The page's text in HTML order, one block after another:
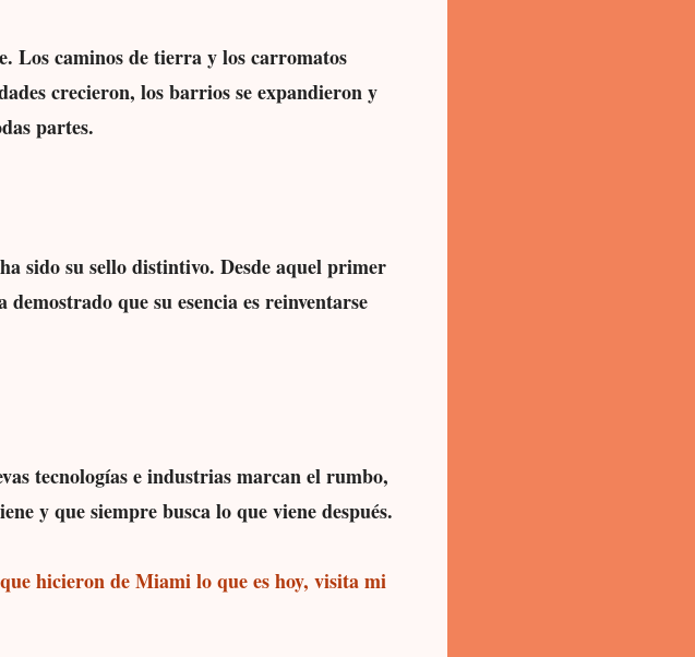
Los caminos de tierra y los carromatos
crecieron, los barrios se expandieron y
partes.
sido su sello distintivo. Desde aquel primer
que su esencia es reinventarse
tecnologías e industrias marcan el rumbo,
y que siempre busca lo que viene después.
hicieron de Miami lo que es hoy, visita mi